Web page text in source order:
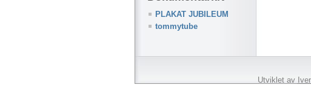
PLAKAT JUBILEUM
tommytube
Utviklet av